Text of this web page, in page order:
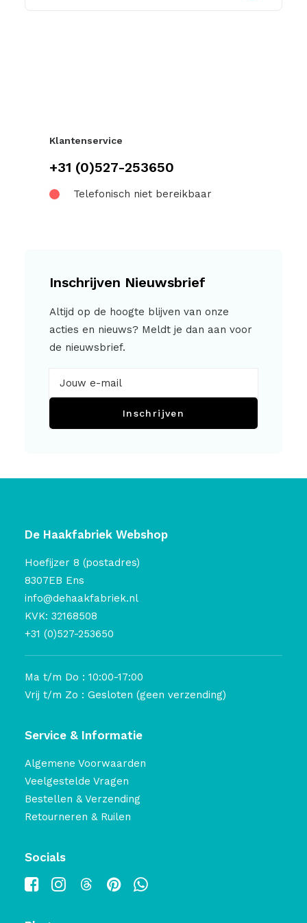
Klantenservice
+31 (0)527-253650
Telefonisch niet bereikbaar
Inschrijven Nieuwsbrief
Altijd op de hoogte blijven van onze
acties en nieuws? Meldt je dan aan voor
de nieuwsbrief.
Inschrijven
De Haakfabriek Webshop
Hoefijzer 8 (postadres)
8307EB Ens
info@dehaakfabriek.nl
KVK: 32168508
+31 (0)527-253650
Ma t/m Do : 10:00-17:00
Vrij t/m Zo : Gesloten (geen verzending)
Service & Informatie
Algemene Voorwaarden
Veelgestelde Vragen
Bestellen & Verzending
Retourneren & Ruilen
Socials